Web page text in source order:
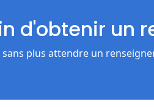
d'obtenir un
sans plus attendre un